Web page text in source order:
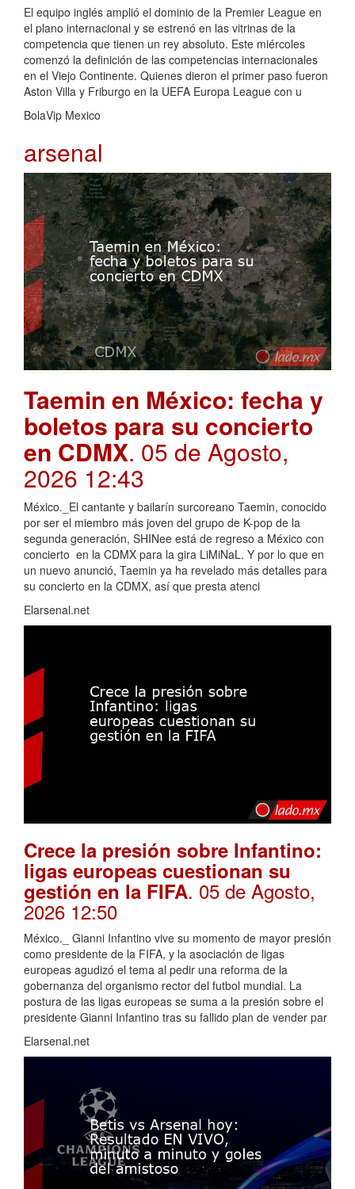
El equipo inglés amplió el dominio de la Premier League en
el plano internacional y se estrenó en las vitrinas de la
competencia que tienen un rey absoluto. Este miércoles
comenzó la definición de las competencias internacionales
en el Viejo Continente. Quienes dieron el primer paso fueron
Aston Villa y Friburgo en la UEFA Europa League con u
BolaVip Mexico
arsenal
Taemin en México: fecha y
boletos para su concierto
en CDMX. 05 de Agosto,
2026 12:43
México._El cantante y bailarín surcoreano Taemin, conocido
por ser el miembro más joven del grupo de K-pop de la
segunda generación, SHINee está de regreso a México con
concierto en la CDMX para la gira LiMiNaL. Y por lo que en
un nuevo anunció, Taemin ya ha revelado más detalles para
su concierto en la CDMX, así que presta atenci
Elarsenal.net
Crece la presión sobre Infantino:
ligas europeas cuestionan su
gestión en la FIFA. 05 de Agosto,
2026 12:50
México._ Gianni Infantino vive su momento de mayor presión
como presidente de la FIFA, y la asociación de ligas
europeas agudizó el tema al pedir una reforma de la
gobernanza del organismo rector del futbol mundial. La
postura de las ligas europeas se suma a la presión sobre el
presidente Gianni Infantino tras su fallido plan de vender par
Elarsenal.net